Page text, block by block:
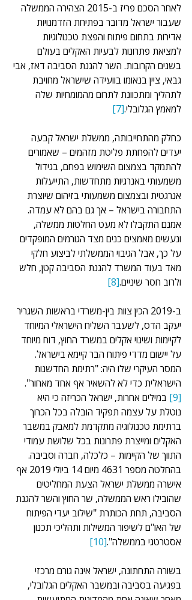
לאחר הסכם פריז ב-2015 הצהירה הממשלה
שעבור ישראל מדובר בפתיחת הזדמנויות
אדירות בתחום פיתוח והפצת טכנולוגיות
למציאת פתרונות לבעיות האקלים בעולם
בשנים הקרובות. השר להגנת הסביבה דאז, אבי
גבאי, ציין בנאומו בוועידה שישראל מחויבת
לתהליך ומתכוונת לתרום מהמומחיות שלה
למאמץ הגלובלי.[7]
כחלק מהתחייבותה, ממשלת ישראל קבעה
יעדים להפחתת פליטת מזהמים – שאמורים
להתמקד בצמצום השימוש בפחם, בגידול
משמעותי באנרגיות מתחדשות, התייעלות
אנרגטית ובצמצום משמעותי בזיהום שיוצרת
התחבורה בישראל – אך גם בהם לא עמדה.
אמנם התקבלו לא מעט החלטות ממשלה,
ונעשים מאמצים כנים מצד הגורמים המופקדים
על כך, אבל הגיבוי הממשלתי לביצוע חלקי
מאד בעוד המשרד להגנת הסביבה קטן, חלש
ולרוב חסר שיניים.[8]
ב-2019 הכין צוות בין-משרדי בראשות השגריר
יעקב הדס, לשעבר השליח הישראלי המיוחד
לקיימות ושינוי אקלים במשרד החוץ, דוח מיוחד
על יישום מדדי פיתוח הבר קיימא בישראל.
המסר העיקרי שלו היה: "רתימת החדשנות
הישראלית כדי לא להשאיר אף אחד מאחור".
[9]
במילים אחרות, ישראל הכריזה כי היא
נוטלת על עצמה תפקיד הובלה בכל הכרוך
ברתימת טכנולוגיה מתקדמת למאבק במשבר
האקלים ומייצרת פתרונות בכל שלושת עמודי
התווך של הקיימות – כלכלה, חברה וסביבה.
בהחלטה מספר 4631 מיום 14 ביולי 2019 אף
אישרה ממשלת ישראל הצעת המחליטים
שהובילו ראש הממשלה, שר החוץ והשר להגנת
הסביבה, תחת הכותרת "שילוב יעדי הפיתוח
של האו"ם לשיפור המשילות ותהליכי תכנון
אסטרטגי בממשלה".[10]
בשורה התחתונה, ישראל אינה גורם מרכזי
בפגיעה בסביבה ובמשבר האקלים הגלובלי,